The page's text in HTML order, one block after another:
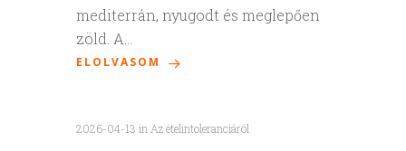
mediterrán, nyugodt és meglepően
zöld. A…
ELOLVASOM
2026-04-13 in Az ételintoleranciáról